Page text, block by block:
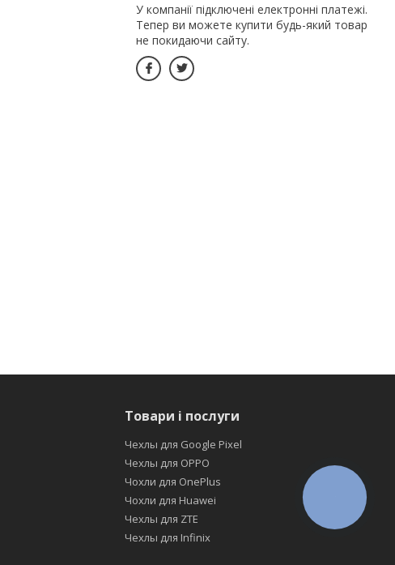
У компанії підключені електронні платежі.
Тепер ви можете купити будь-який товар
не покидаючи сайту.
Товари і послуги
Чехлы для Google Pixel
Чехлы для OPPO
Чохли для OnePlus
Чохли для Huawei
Чехлы для ZTE
Чехлы для Infinix